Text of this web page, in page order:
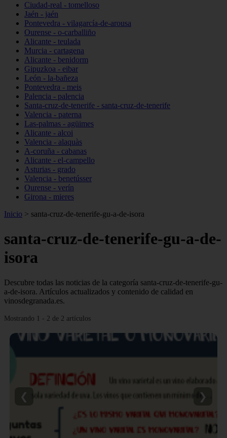
Ciudad-real - tomelloso
Jaén - jaén
Pontevedra - vilagarcía-de-arousa
Ourense - o-carballiño
Alicante - teulada
Murcia - cartagena
Alicante - benidorm
Gipuzkoa - eibar
León - la-bañeza
Pontevedra - meis
Palencia - palencia
Santa-cruz-de-tenerife - santa-cruz-de-tenerife
Valencia - paterna
Las-palmas - agüimes
Alicante - alcoi
Valencia - alaquàs
A-coruña - cabanas
Alicante - el-campello
Asturias - grado
Valencia - benetússer
Ourense - verín
Girona - mieres
Inicio > santa-cruz-de-tenerife-gu-a-de-isora
santa-cruz-de-tenerife-gu-a-de-
isora
Descubre todas las noticias de la categoría santa-cruz-de-tenerife-gu-
a-de-isora. Artículos actualizados y contenido de calidad en
vinosdegranada.es.
Mostrando 1 - 2 de 2 artículos
❮ ❯